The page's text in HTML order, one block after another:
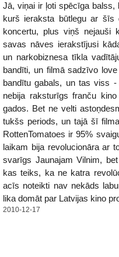
Jā, viņai ir ļoti spēcīga balss,
kurš ieraksta būtlegu ar šīs
koncertu, plus viņš nejauši
savas nāves ierakstījusi
un narkobiznesa tīkla
bandīti, un filmā sadzīvo
bandītu gabals, un tas viss
nebija raksturīgs franču
gados. Bet ne velti
tukšs periods, un tajā šī
RottenTomatoes ir 95%
laikam bija revolucionāra ar
svarīgs Jaunajam Vilnim,
kas teiks, ka ne katra
acīs noteikti nav nekāds
lika domāt par Latvijas kino
2010-12-17